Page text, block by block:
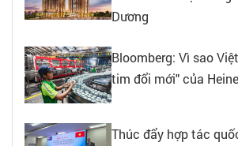
Dương
Bloomberg: Vì sao
tim đổi mới" của
Thúc đẩy hợp tác